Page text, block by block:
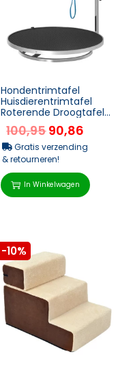
Hondentrimtafel
Huisdierentrimtafel
Roterende Droogtafel
Met Verstelbare Arm
Antislip Tafelblad Verg...
100,9590,86
Gratis verzending
& retourneren!
In Winkelwagen
-10%